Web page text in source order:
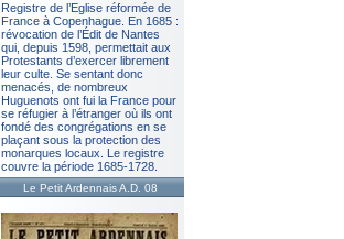
Registre de l’Eglise réformée de
France à Copenhague. En 1685 :
révocation de l’Édit de Nantes
qui, depuis 1598, permettait aux
Protestants d’exercer librement
leur culte. Se sentant donc
menacés, de nombreux
Huguenots ont fui la France pour
se réfugier à l’étranger où ils ont
fondé des congrégations en se
plaçant sous la protection des
monarques locaux. Le registre
couvre la période 1685-1728.
Le Petit Ardennais A.D. 08